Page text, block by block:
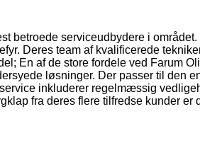
betroede serviceudbydere i
Deres team af kvalificerede
En af de store fordele ved Farum
løsninger. Der passer til den
inkluderer regelmæssig
fra deres flere tilfredse kunder er